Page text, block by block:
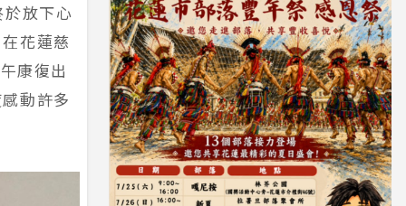
放下心
花蓮慈
康復出
動許多